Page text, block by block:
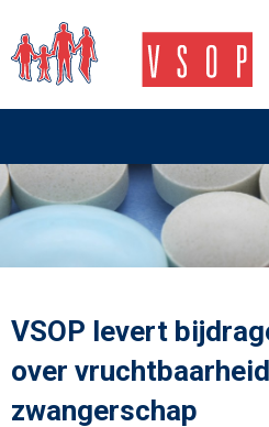
VSOP levert
over
zwangerschap